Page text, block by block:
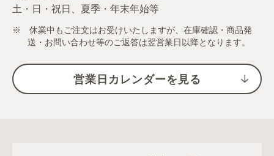
土・日・祝日、夏季・年末年始等
※ 休業中もご注文はお受けいたしますが、在庫確認・商品発
送・お問い合わせ等のご返答は翌営業日以降となります。
営業日カレンダーを見る